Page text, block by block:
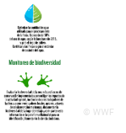
© WWF